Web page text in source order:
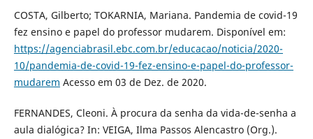
COSTA, Gilberto; TOKARNIA, Mariana. Pandemia de covid-19
fez ensino e papel do professor mudarem. Disponível em:
https://agenciabrasil.ebc.com.br/educacao/noticia/2020-
10/pandemia-de-covid-19-fez-ensino-e-papel-do-professor-
mudarem Acesso em 03 de Dez. de 2020.
FERNANDES, Cleoni. À procura da senha da vida-de-senha a
aula dialógica? In: VEIGA, Ilma Passos Alencastro (Org.).